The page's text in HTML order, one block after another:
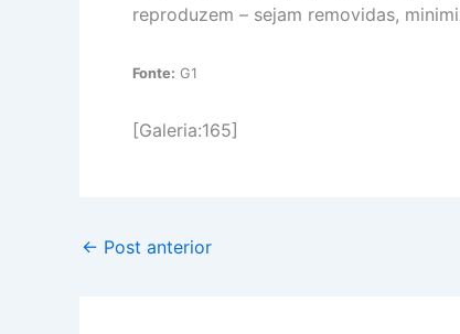
reproduzem – sejam removidas,
Fonte: G1
[Galeria:165]
← Post anterior